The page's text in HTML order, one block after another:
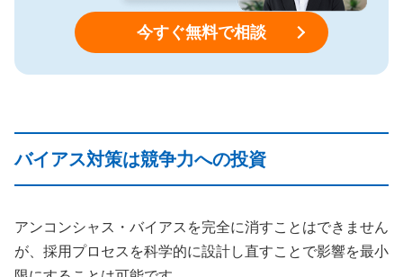
今すぐ無料で相談
バイアス対策は競争力への投資
アンコンシャス・バイアスを完全に消すことはできません
が、採用プロセスを科学的に設計し直すことで影響を最小